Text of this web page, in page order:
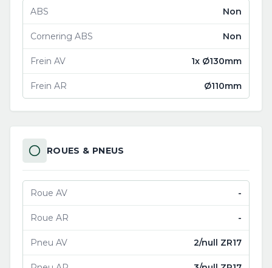
ABS Non
Cornering ABS Non
Frein AV 1x Ø130mm
Frein AR Ø110mm
ROUES & PNEUS
Roue AV -
Roue AR -
Pneu AV 2/null ZR17